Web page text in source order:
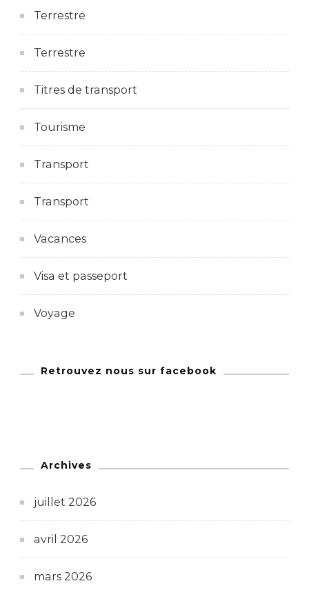
Terrestre
Terrestre
Titres de transport
Tourisme
Transport
Transport
Vacances
Visa et passeport
Voyage
Retrouvez nous sur facebook
Archives
juillet 2026
avril 2026
mars 2026